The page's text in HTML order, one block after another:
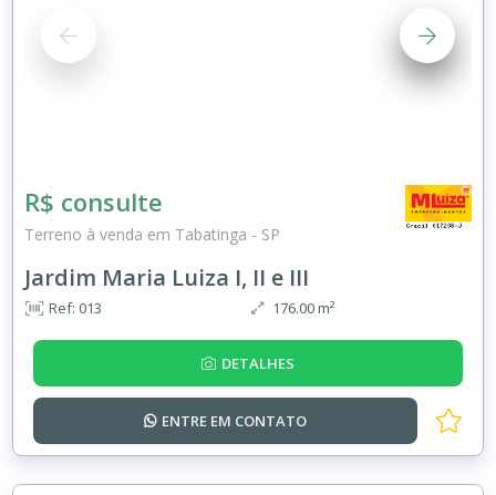
R$ consulte
Terreno à venda em Tabatinga - SP
Jardim Maria Luiza I, II e III
Ref: 013 176.00 m²
DETALHES
ENTRE EM CONTATO